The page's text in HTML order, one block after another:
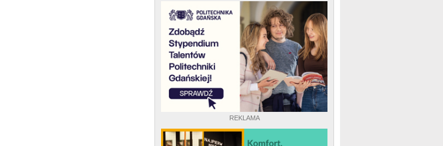
REKLAMA